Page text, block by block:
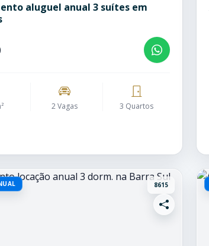
aluguel anual 3 suítes em
2 Vagas 3 Quartos
8615